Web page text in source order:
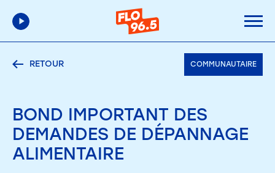
RETOUR COMMUNAUTAIRE
BOND IMPORTANT DES
DEMANDES DE DÉPANNAGE
ALIMENTAIRE